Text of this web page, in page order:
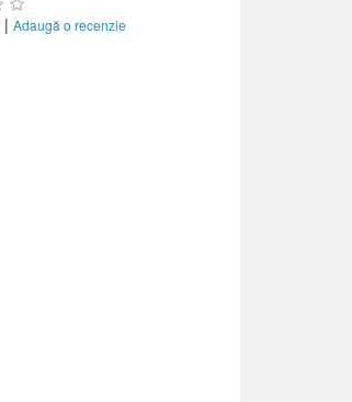
| Adaugă o recenzie